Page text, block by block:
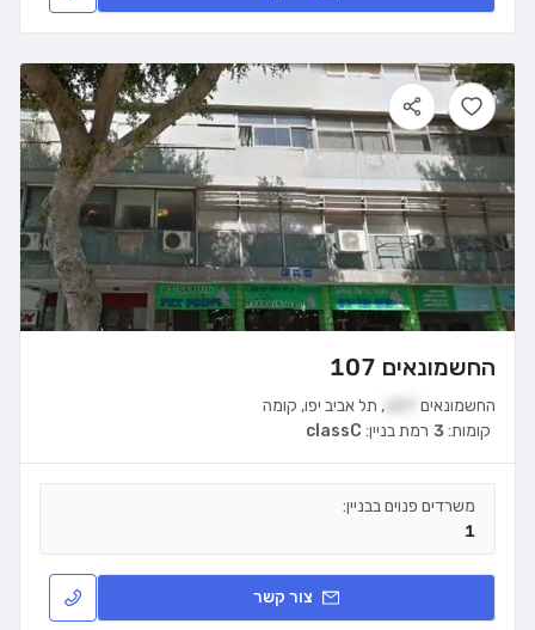
החשמונאים 107
החשמונאים , תל אביב יפו, קומה
רמת בניין: classC קומות:3
משרדים פנוים בבניין:
1
צור קשר